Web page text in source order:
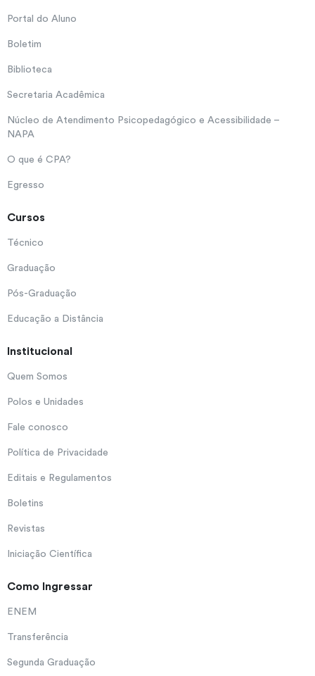
Portal do Aluno
Boletim
Biblioteca
Secretaria Acadêmica
Núcleo de Atendimento Psicopedagógico e Acessibilidade –
NAPA
O que é CPA?
Egresso
Cursos
Técnico
Graduação
Pós-Graduação
Educação a Distância
Institucional
Quem Somos
Polos e Unidades
Fale conosco
Política de Privacidade
Editais e Regulamentos
Boletins
Revistas
Iniciação Científica
Como Ingressar
ENEM
Transferência
Segunda Graduação